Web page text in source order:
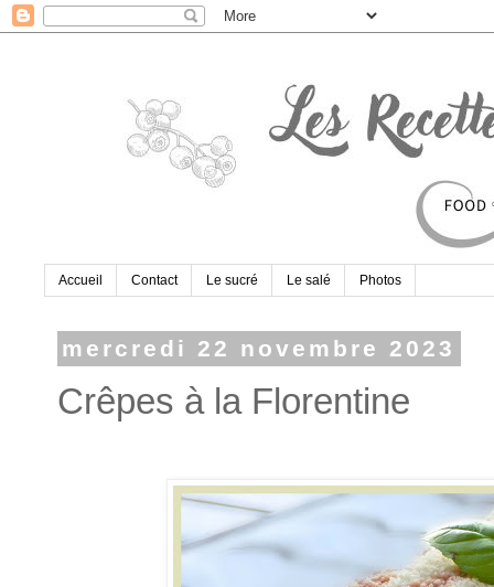
Accueil Contact Le sucré Le salé Photos
mercredi 22 novembre 2023
Crêpes à la Florentine